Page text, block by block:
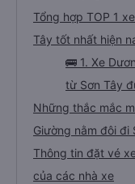
Tổng hợp TOP 1
Tây tốt nhất hiện
🚌 1. Xe
từ Sơn Tây
Những thắc mắc
Giường nằm đôi đi
Thông tin đặt vé
của các nhà xe